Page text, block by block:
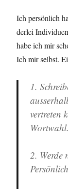
Ich persönlich
derlei
habe ich mir
Ich mir selbst.
1.
vertreten
Wortwahl.
2. Werde